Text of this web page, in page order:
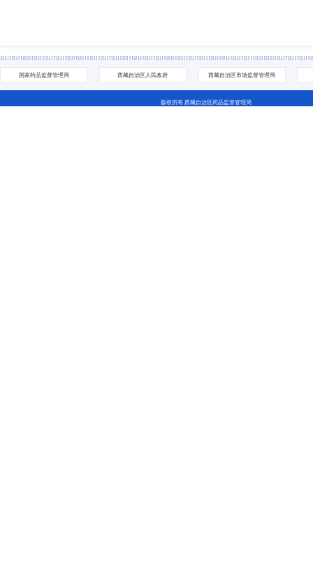
国家药品监督管理局 西藏自治区人民政府 西藏自治区市场监督管理局
版权所有 西藏自治区药品监督管理局